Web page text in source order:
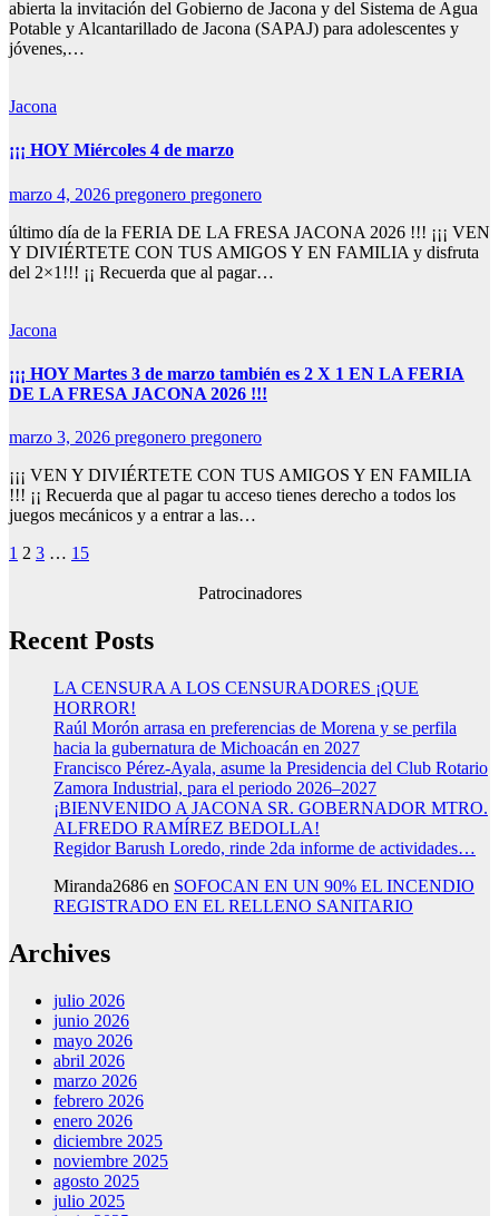
abierta la invitación del Gobierno de Jacona y del Sistema de Agua
Potable y Alcantarillado de Jacona (SAPAJ) para adolescentes y
jóvenes,…
Jacona
¡¡¡ HOY Miércoles 4 de marzo
marzo 4, 2026 pregonero pregonero
último día de la FERIA DE LA FRESA JACONA 2026 !!! ¡¡¡ VEN
Y DIVIÉRTETE CON TUS AMIGOS Y EN FAMILIA y disfruta
del 2×1!!! ¡¡ Recuerda que al pagar…
Jacona
¡¡¡ HOY Martes 3 de marzo también es 2 X 1 EN LA FERIA
DE LA FRESA JACONA 2026 !!!
marzo 3, 2026 pregonero pregonero
¡¡¡ VEN Y DIVIÉRTETE CON TUS AMIGOS Y EN FAMILIA
!!! ¡¡ Recuerda que al pagar tu acceso tienes derecho a todos los
juegos mecánicos y a entrar a las…
Paginación
1 2 3 … 15
Patrocinadores
Recent Posts
LA CENSURA A LOS CENSURADORES ¡QUE
HORROR!
Raúl Morón arrasa en preferencias de Morena y se perfila
hacia la gubernatura de Michoacán en 2027
Francisco Pérez-Ayala, asume la Presidencia del Club Rotario
Zamora Industrial, para el periodo 2026–2027
¡BIENVENIDO A JACONA SR. GOBERNADOR MTRO.
ALFREDO RAMÍREZ BEDOLLA!
Regidor Barush Loredo, rinde 2da informe de actividades…
Miranda2686 en SOFOCAN EN UN 90% EL INCENDIO
REGISTRADO EN EL RELLENO SANITARIO
Archives
julio 2026
junio 2026
mayo 2026
abril 2026
marzo 2026
febrero 2026
enero 2026
diciembre 2025
noviembre 2025
agosto 2025
julio 2025